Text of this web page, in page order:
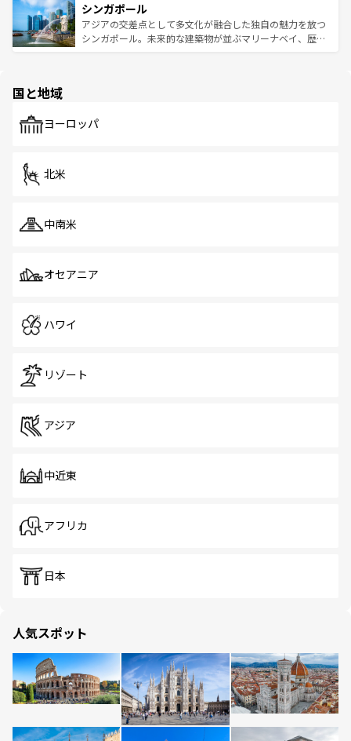
参照してほしい。
激する。気候は一年中温暖で、どの季節にも異なる楽しみ
が待っている。親しみやすいタイの人々、仏教を中心とし
た文化、そして多様な観光資源が、訪れる旅人を魅了し続
み、どこを訪れても感動するはず。観光スポットが密集し
ており、効率よく見どころを回れるのも魅力。息をのむよ
うな絶景から文化的な体験まで、香港を存分に楽しみ尽く
シンガポール
アジアの交差点として多文化が融合した独自の魅力を放つ
シンガポール。未来的な建築物が並ぶマリーナベイ、歴史
で、ホーカーズは地元の風情を楽しめる外せないスポット
国と地域
ヨーロッパ
北米
中南米
オセアニア
ハワイ
リゾート
アジア
中近東
アフリカ
日本
人気スポット